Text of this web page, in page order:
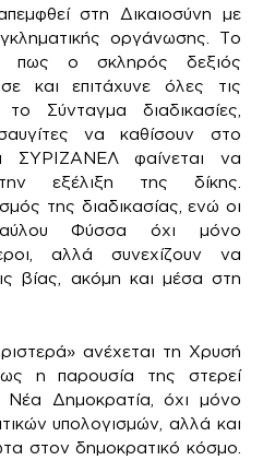
στη Δικαιοσύνη με
οργάνωσης. Το
πως ο σκληρός δεξιός
και επιτάχυνε όλες τις
Σύνταγμα διαδικασίες,
να καθίσουν στο
ΣΥΡΙΖΑΝΕΛ φαίνεται να
εξέλιξη της δίκης.
της διαδικασίας, ενώ οι
Φύσσα όχι μόνο
αλλά συνεχίζουν να
βίας, ακόμη και μέσα στη
ανέχεται τη Χρυσή
η παρουσία της στερεί
Δημοκρατία, όχι μόνο
υπολογισμών, αλλά και
στον δημοκρατικό κόσμο.